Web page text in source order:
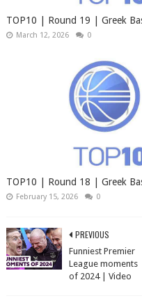
TOP10 | Round 19 | Greek
March 12, 2026 0
TOP10 | Round 18 | Greek
February 15, 2026 0
PREVIOUS
Funniest Premier
League moments
of 2024 | Video